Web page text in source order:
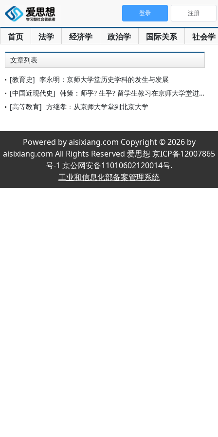
首页 法学 经济学 政治学 国际关系 社会学
登录 注册
文章列表
[教育史] 李永明：京师大学堂历史学科的发生与发展
[中国近现代史] 韩策：师乎? 生乎? 留学生教习在京师大学堂进士馆的境遇
[高等教育] 方继孝：从京师大学堂到北京大学
Powered by aisixiang.com Copyright © 2026 by
aisixiang.com All Rights Reserved 爱思想 京ICP备12007865
号-1 京公网安备11010602120014号.
工业和信息化部备案管理系统